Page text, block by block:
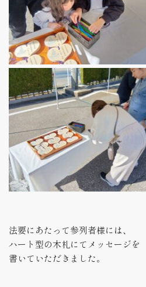
法要にあたって参列者様には、
ハート型の木札にてメッセージを
書いていただきました。